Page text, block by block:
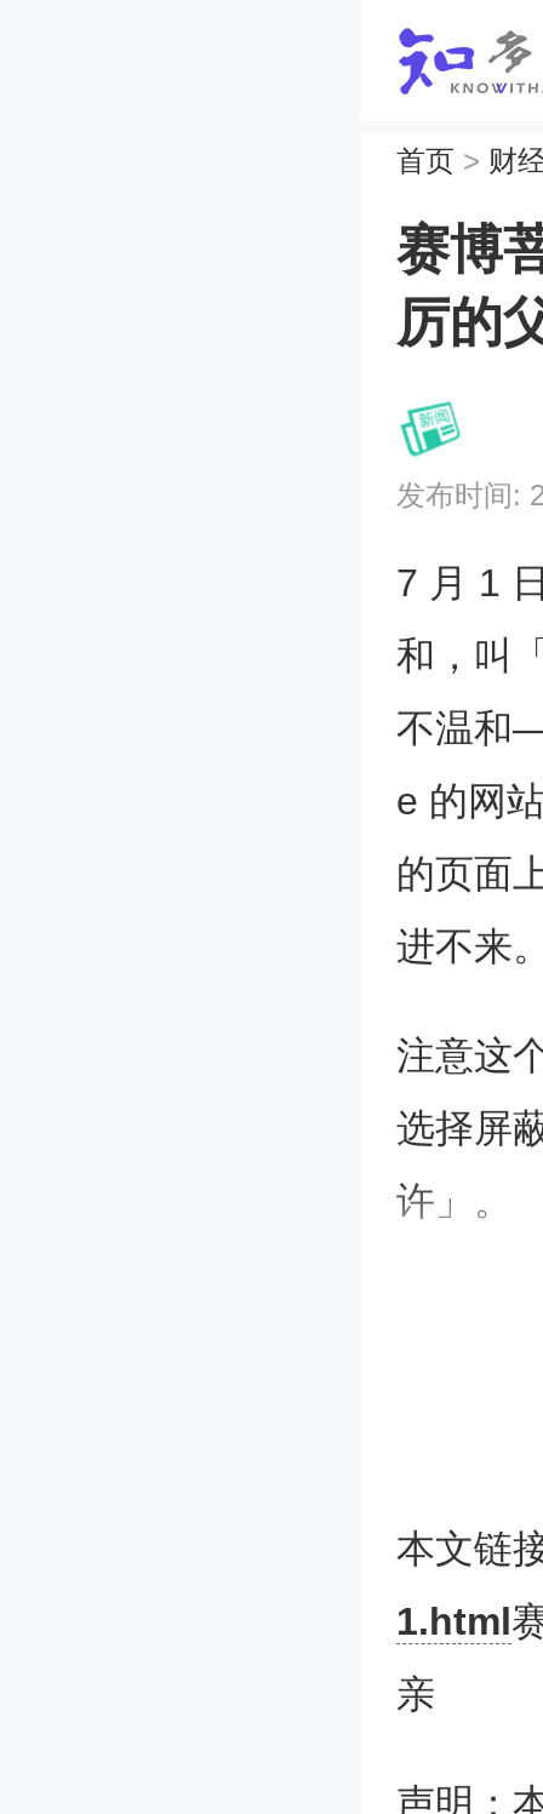
首页 > 财
赛博
厉的
发布时间:
7 月 1
和，叫
不温和
e 的网
的页面
进不来
注意这
选择屏
许」。
网上的
本文链
1.html
亲
声明：